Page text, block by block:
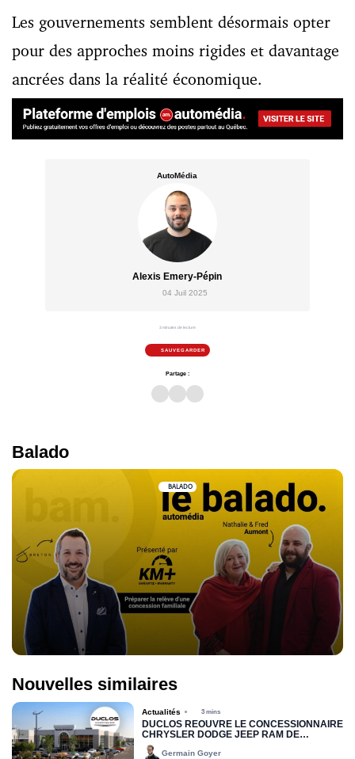
AutoMédia
Alexis Emery-Pépin
04 Juil 2025
3 minutes de lecture
SAUVEGARDER
Partage :
Les gouvernements semblent désormais opter
pour des approches moins rigides et davantage
ancrées dans la réalité économique.
Balado
BALADO
Nouvelles similaires
Actualités 3 mins
DUCLOS RÉOUVRE LE CONCESSIONNAIRE
CHRYSLER DODGE JEEP RAM DE
DRUMMONDVILLE
Germain Goyer